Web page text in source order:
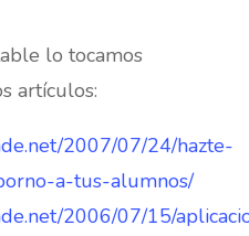
lo tocamos
artículos:
2007/07/24/hazte-
a-tus-alumnos/
2006/07/15/